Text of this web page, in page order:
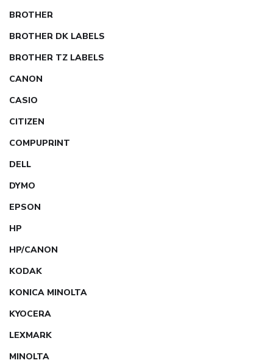
BROTHER
BROTHER DK LABELS
BROTHER TZ LABELS
CANON
CASIO
CITIZEN
COMPUPRINT
DELL
DYMO
EPSON
HP
HP/CANON
KODAK
KONICA MINOLTA
KYOCERA
LEXMARK
MINOLTA